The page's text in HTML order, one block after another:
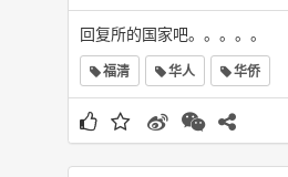
回复所的国家吧。。。。。
福清 华人 华侨